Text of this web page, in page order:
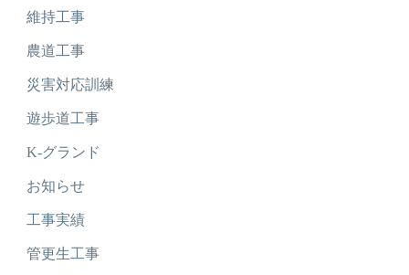
維持工事
農道工事
災害対応訓練
遊歩道工事
K-グランド
お知らせ
工事実績
管更生工事